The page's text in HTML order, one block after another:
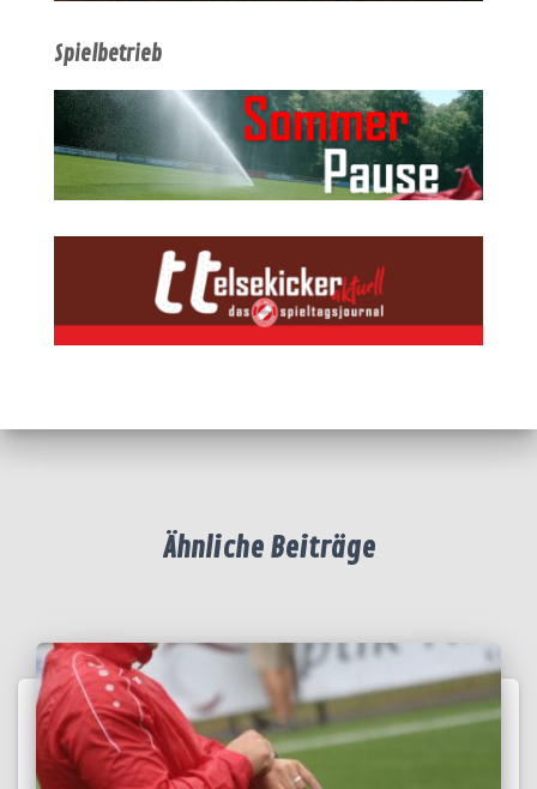
Spielbetrieb
Ähnliche Beiträge